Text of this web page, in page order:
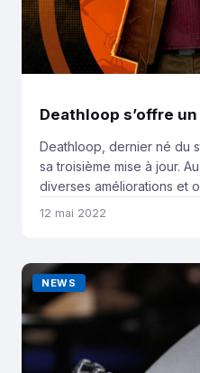
Deathloop s’offre
Deathloop, dernier né du
sa troisième mise à jour.
diverses améliorations et
qu’un mode photo.
des clichés à la première
avec Colt ou Julianna […]
12 mai 2022
NEWS